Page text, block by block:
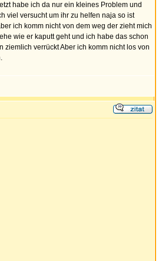
habe ich da nur ein kleines Problem und
viel versucht um ihr zu helfen naja so ist
ich komm nicht von dem weg der zieht mich
wie er kaputt geht und ich habe das schon
verrückt Aber ich komm nicht los von